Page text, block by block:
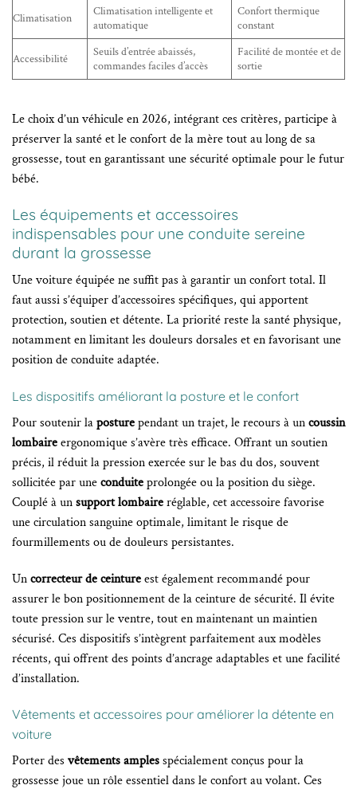
Climatisation
Climatisation intelligente et
automatique
Confort thermique
constant
Accessibilité
Seuils d’entrée abaissés,
commandes faciles d’accès
Facilité de montée et de
sortie
Le choix d’un véhicule en 2026, intégrant ces critères, participe à
préserver la santé et le confort de la mère tout au long de sa
grossesse, tout en garantissant une sécurité optimale pour le futur
bébé.
Les équipements et accessoires
indispensables pour une conduite sereine
durant la grossesse
Une voiture équipée ne suffit pas à garantir un confort total. Il
faut aussi s’équiper d’accessoires spécifiques, qui apportent
protection, soutien et détente. La priorité reste la santé physique,
notamment en limitant les douleurs dorsales et en favorisant une
position de conduite adaptée.
Les dispositifs améliorant la posture et le confort
Pour soutenir laposturependant un trajet, le recours à uncoussin
lombaireergonomique s’avère très efficace. Offrant un soutien
précis, il réduit la pression exercée sur le bas du dos, souvent
sollicitée par uneconduiteprolongée ou la position du siège.
Couplé à unsupport lombaireréglable, cet accessoire favorise
une circulation sanguine optimale, limitant le risque de
fourmillements ou de douleurs persistantes.
Uncorrecteur de ceintureest également recommandé pour
assurer le bon positionnement de la ceinture de sécurité. Il évite
toute pression sur le ventre, tout en maintenant un maintien
sécurisé. Ces dispositifs s’intègrent parfaitement aux modèles
récents, qui offrent des points d’ancrage adaptables et une facilité
d’installation.
Vêtements et accessoires pour améliorer la détente en
voiture
Porter des vêtements amplesspécialement conçus pour la
grossesse joue un rôle essentiel dans le confort au volant. Ces